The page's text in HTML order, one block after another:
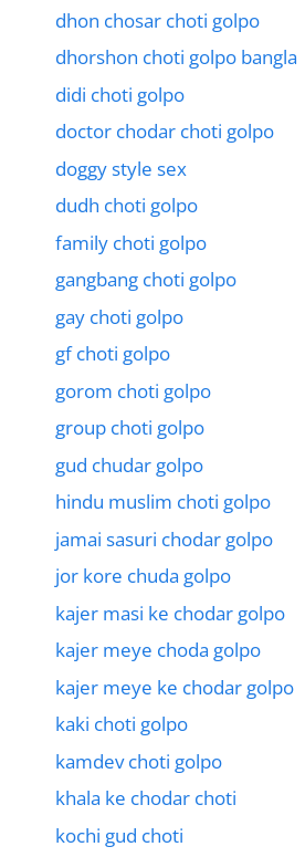
dhon chosar choti golpo
dhorshon choti golpo bangla
didi choti golpo
doctor chodar choti golpo
doggy style sex
dudh choti golpo
family choti golpo
gangbang choti golpo
gay choti golpo
gf choti golpo
gorom choti golpo
group choti golpo
gud chudar golpo
hindu muslim choti golpo
jamai sasuri chodar golpo
jor kore chuda golpo
kajer masi ke chodar golpo
kajer meye choda golpo
kajer meye ke chodar golpo
kaki choti golpo
kamdev choti golpo
khala ke chodar choti
kochi gud choti